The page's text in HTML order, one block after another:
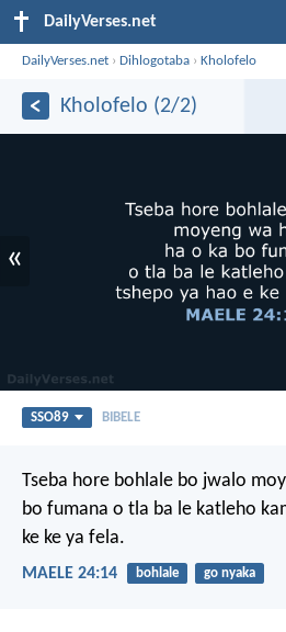
DailyVerses.net
DailyVerses.net ›Dihlogotaba ›Kholofelo
Kholofelo (2/2)
«
SSO89 BIBELE
Tseba hore bohlale bo jwalo
bo fumana o tla ba le katleho
ke ke ya fela.
MAELE 24:14 bohlale go nyaka